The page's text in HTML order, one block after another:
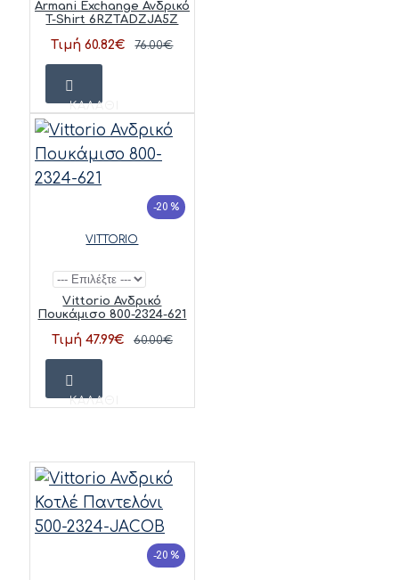
Armani Exchange Ανδρικό
T-Shirt 6RZTADZJA5Z
Τιμή 60.82€ 76.00€
ΚΑΛΆΘΙ
-20 %
VITTORIO
Vittorio Ανδρικό
Πουκάμισο 800-2324-621
Τιμή 47.99€ 60.00€
ΚΑΛΆΘΙ
-20 %